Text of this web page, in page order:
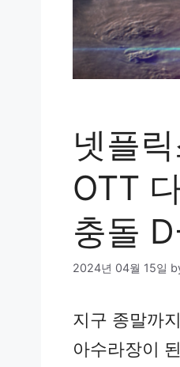
넷플
OTT
충돌
2024년 04월 15일
지구 종말까
아수라장이